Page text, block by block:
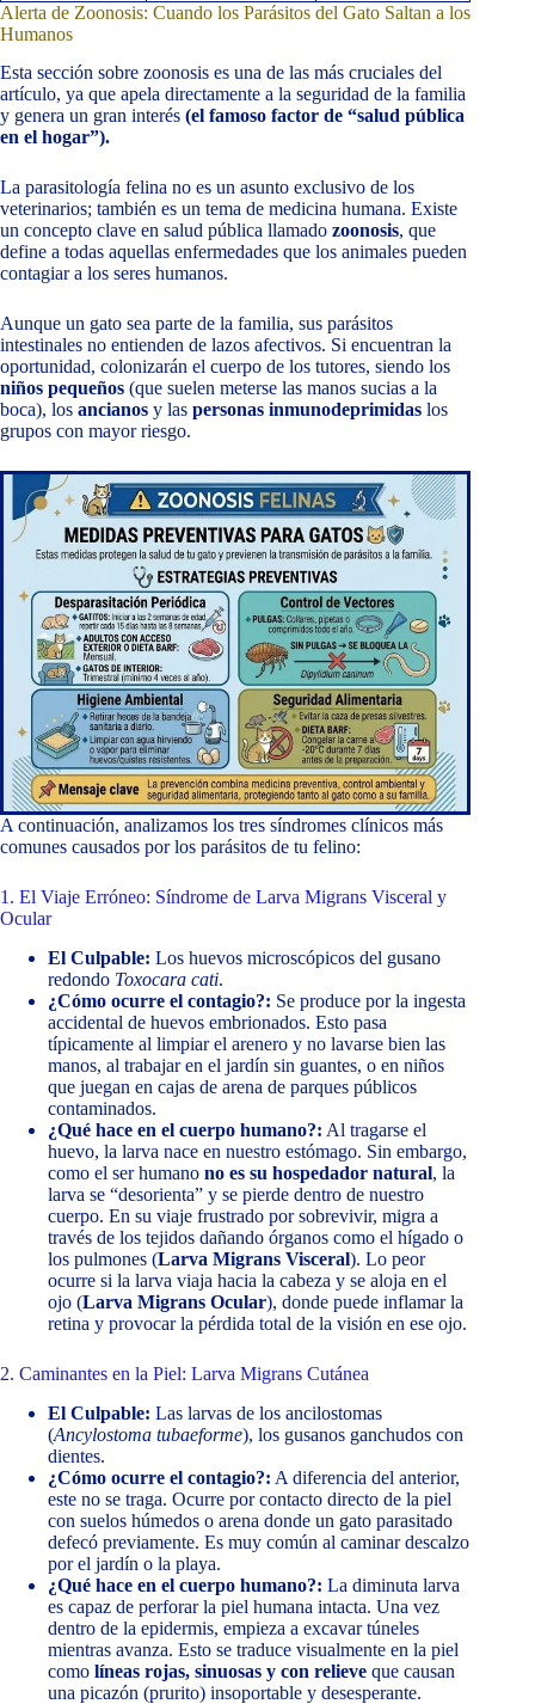
Alerta de Zoonosis: Cuando los Parásitos del Gato Saltan a los
Humanos
Esta sección sobre zoonosis es una de las más cruciales del
artículo, ya que apela directamente a la seguridad de la familia
y genera un gran interés (el famoso factor de “salud pública
en el hogar”).
La parasitología felina no es un asunto exclusivo de los
veterinarios; también es un tema de medicina humana. Existe
un concepto clave en salud pública llamado zoonosis, que
define a todas aquellas enfermedades que los animales pueden
contagiar a los seres humanos.
Aunque un gato sea parte de la familia, sus parásitos
intestinales no entienden de lazos afectivos. Si encuentran la
oportunidad, colonizarán el cuerpo de los tutores, siendo los
niños pequeños (que suelen meterse las manos sucias a la
boca), los ancianos y las personas inmunodeprimidas los
grupos con mayor riesgo.
A continuación, analizamos los tres síndromes clínicos más
comunes causados por los parásitos de tu felino:
1. El Viaje Erróneo: Síndrome de Larva Migrans Visceral y
Ocular
El Culpable: Los huevos microscópicos del gusano
redondo Toxocara cati.
¿Cómo ocurre el contagio?: Se produce por la ingesta
accidental de huevos embrionados. Esto pasa
típicamente al limpiar el arenero y no lavarse bien las
manos, al trabajar en el jardín sin guantes, o en niños
que juegan en cajas de arena de parques públicos
contaminados.
¿Qué hace en el cuerpo humano?: Al tragarse el
huevo, la larva nace en nuestro estómago. Sin embargo,
como el ser humano no es su hospedador natural, la
larva se “desorienta” y se pierde dentro de nuestro
cuerpo. En su viaje frustrado por sobrevivir, migra a
través de los tejidos dañando órganos como el hígado o
los pulmones (Larva Migrans Visceral). Lo peor
ocurre si la larva viaja hacia la cabeza y se aloja en el
ojo (Larva Migrans Ocular), donde puede inflamar la
retina y provocar la pérdida total de la visión en ese ojo.
2. Caminantes en la Piel: Larva Migrans Cutánea
El Culpable: Las larvas de los ancilostomas
(Ancylostoma tubaeforme), los gusanos ganchudos con
dientes.
¿Cómo ocurre el contagio?: A diferencia del anterior,
este no se traga. Ocurre por contacto directo de la piel
con suelos húmedos o arena donde un gato parasitado
defecó previamente. Es muy común al caminar descalzo
por el jardín o la playa.
¿Qué hace en el cuerpo humano?: La diminuta larva
es capaz de perforar la piel humana intacta. Una vez
dentro de la epidermis, empieza a excavar túneles
mientras avanza. Esto se traduce visualmente en la piel
como líneas rojas, sinuosas y con relieve que causan
una picazón (prurito) insoportable y desesperante.